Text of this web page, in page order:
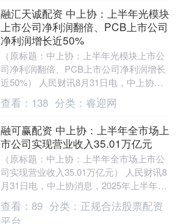
融汇天诚配资 中上协：上半年光模块
上市公司净利润翻倍、PCB上市公司
净利润增长近50%
（原标题：中上协：上半年光模块上市公
司净利润翻倍、PCB上市公司净利润增长
近50%） 人民财讯8月31日电，中上协发
布中国上市公司2025年半年度经营业绩报
告，....
查看： 138 分类： 睿迎网
融可赢配资 中上协：上半年全市场上
市公司实现营业收入35.01万亿元
（原标题：中上协：上半年全市场上市公
司实现营业收入35.01万亿元） 人民财讯8
月31日电，中上协消息，2025年上半年，
全市场上市公司实现营业收入35.01万....
查看： 89 分类： 正规合法股票配资
平台